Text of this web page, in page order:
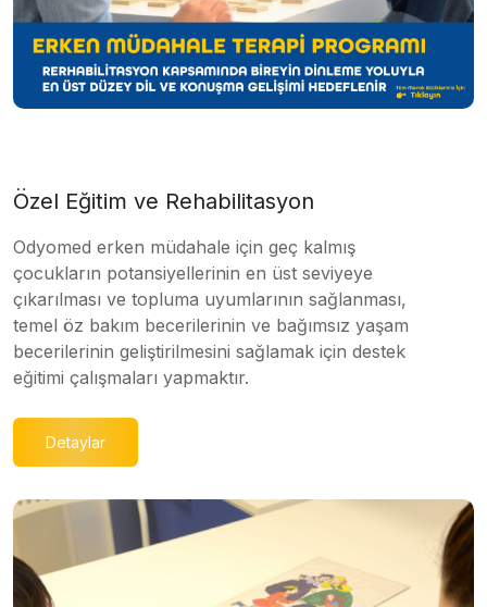
Özel Eğitim ve Rehabilitasyon
Odyomed erken müdahale için geç kalmış
çocukların potansiyellerinin en üst seviyeye
çıkarılması ve topluma uyumlarının sağlanması,
temel öz bakım becerilerinin ve bağımsız yaşam
becerilerinin geliştirilmesini sağlamak için destek
eğitimi çalışmaları yapmaktır.
Detaylar